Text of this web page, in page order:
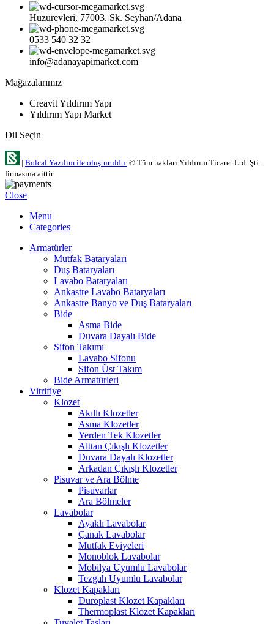
Huzurevleri, 77003. Sk. Seyhan/Adana
0533 540 32 32
info@adanayapimarket.com
Mağazalarımız
Creavit Yıldırım Yapı
Yıldırım Yapı Market
Dil Seçin
| Bolcal Yazılım ile oluşturuldu. © Tüm hakları Yıldırım Ticaret Ltd. Şti.
firmasına aittir.
Close
Menu
Categories
Armatürler
Mutfak Bataryaları
Duş Bataryaları
Lavabo Bataryaları
Ankastre Lavabo Bataryaları
Ankastre Banyo ve Duş Bataryaları
Bide
Asma Bide
Duvara Dayalı Bide
Sifon Takımı
Lavabo Sifonu
Sifon Üst Takım
Bide Armatürleri
Vitrifiye
Klozet
Akıllı Klozetler
Asma Klozetler
Yerden Tek Klozetler
Alttan Çıkışlı Klozetler
Duvara Dayalı Klozetler
Arkadan Çıkışlı Klozetler
Pisuvar ve Ara Bölme
Pisuvarlar
Ara Bölmeler
Lavabolar
Ayaklı Lavabolar
Çanak Lavabolar
Mutfak Eviyeleri
Monoblok Lavabolar
Mobilya Uyumlu Lavabolar
Tezgah Uyumlu Lavabolar
Klozet Kapakları
Duroplast Klozet Kapakları
Thermoplast Klozet Kapakları